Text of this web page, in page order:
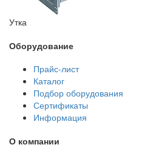
Утка
Оборудование
Прайс-лист
Каталог
Подбор оборудования
Сертификаты
Информация
О компании